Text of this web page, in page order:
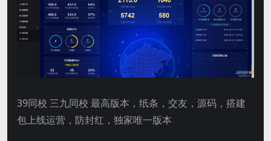
39同校 三九同校 最高版本，纸条，交友，源码，搭建
包上线运营，防封红，独家唯一版本